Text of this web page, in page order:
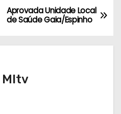
Aprovada Unidade Local
de Saúde Gaia/Espinho
MItv